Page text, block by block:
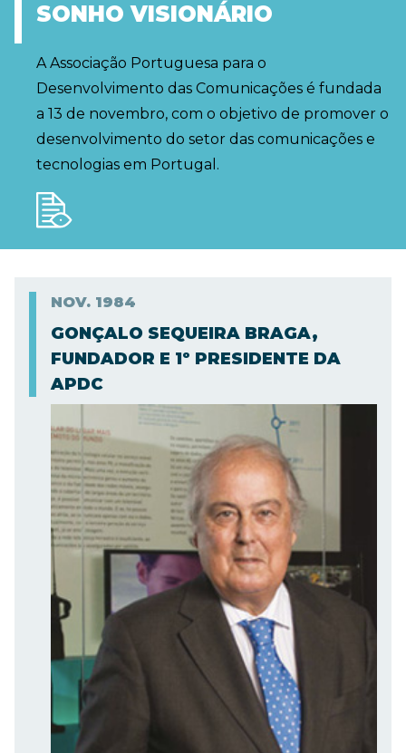
SONHO VISIONÁRIO
A Associação Portuguesa para o
Desenvolvimento das Comunicações é fundada
a 13 de novembro, com o objetivo de promover o
desenvolvimento do setor das comunicações e
tecnologias em Portugal.
NOV. 1984
GONÇALO SEQUEIRA BRAGA,
FUNDADOR E 1º PRESIDENTE DA
APDC